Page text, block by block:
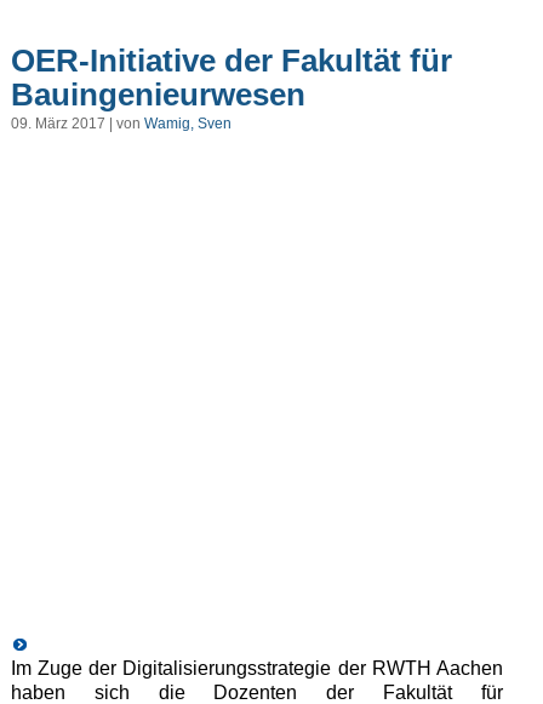
OER-Initiative der Fakultät für
Bauingenieurwesen
09. März 2017 | von Wamig, Sven
Im Zuge der Digitalisierungsstrategie der RWTH Aachen
haben sich die Dozenten der Fakultät für